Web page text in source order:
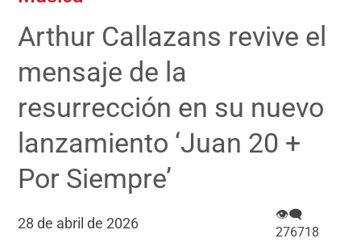
Arthur Callazans revive el
mensaje de la
resurrección en su nuevo
lanzamiento ‘Juan 20 +
Por Siempre’
28 de abril de 2026
👁‍🗨
276718